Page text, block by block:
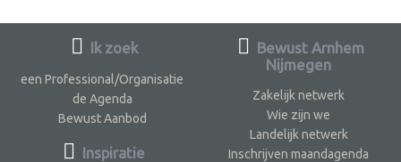
Ik zoek
een Professional/Organisatie
de Agenda
Bewust Aanbod
Inspiratie
Bewust Arnhem
Nijmegen
Zakelijk netwerk
Wie zijn we
Landelijk netwerk
Inschrijven maandagenda